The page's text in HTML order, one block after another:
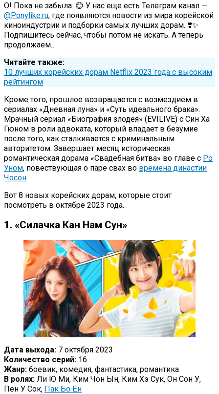
О! Пока не забыла. 😊 У нас еще есть Телеграм канал —
@Ponylike.ru, где появляются новости из мира корейской
киноиндустрии и подборки самых лучших дорам. ❣️✨
Подпишитесь сейчас, чтобы потом не искать. А теперь
продолжаем…
Читайте также:
10 лучших корейских дорам Netflix 2023 года с высоким
рейтингом
Кроме того, прошлое возвращается с возмездием в
сериалах «Дневная луна» и «Суть идеального брака».
Мрачный сериал «Биография злодея» (EVILIVE) с Син Ха
Гюном в роли адвоката, который впадает в безумие
после того, как сталкивается с криминальным
авторитетом. Завершает месяц историческая
романтическая дорама «Свадебная битва» во главе с Ро
Уном, повествующая о паре свах во времена династии
Чосон.
Вот 8 новых корейских дорам, которые стоит
посмотреть в октябре 2023 года.
1. «Силачка Кан Нам Сун»
Дата выхода: 7 октября 2023
Количество серий: 16
Жанр: боевик, комедия, фантастика, романтика
В ролях: Ли Ю Ми, Ким Чон Ын, Ким Хэ Сук, Он Сон У,
Пён У Сок, Пак Бо Ён